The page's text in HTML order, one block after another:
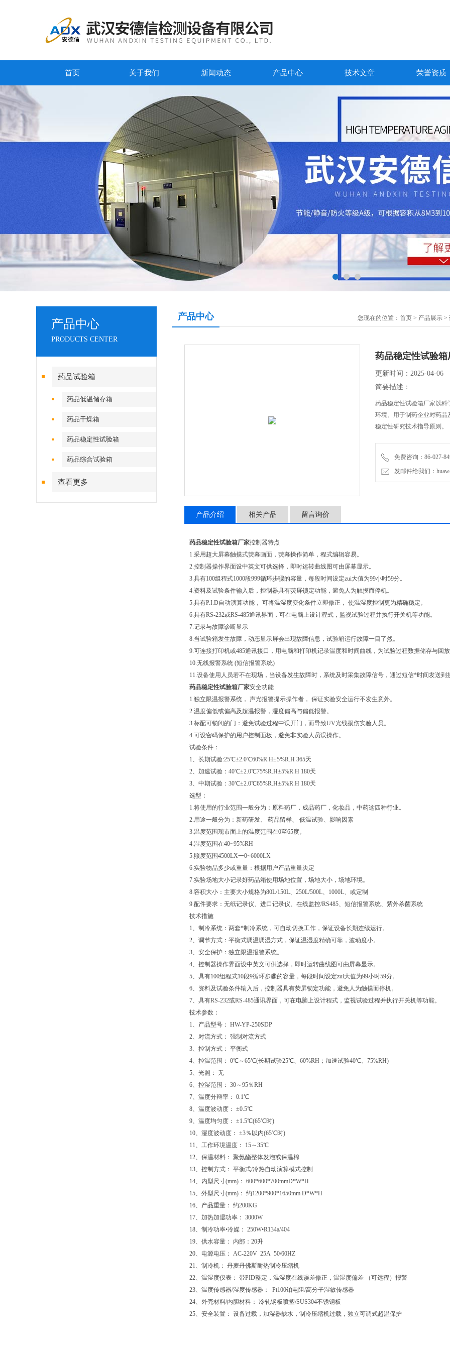
首页 关于我们 新闻动态 产品中心 技术文章 荣誉资质
产品中心
PRODUCTS CENTER
药品试验箱
药品低温储存箱
药品干燥箱
药品稳定性试验箱
药品综合试验箱
查看更多
产品中心 您现在的位置： 首页 > 产品展示 >
药品稳定性试验箱
更新时间：2025-04-06
简要描述：
药品稳定性试验箱厂家以
环境。用于制药企业对药
稳定性研究技术指导原则。
免费咨询：86-027-
发邮件给我们：
产品介绍 相关产品 留言询价
药品稳定性试验箱厂家控制器特点
1.采用超大屏幕触摸式荧幕画面，荧幕操作简单，程式编辑容易。
2.控制器操作界面设中英文可供选择，即时运转曲线图可由屏幕显示。
3.具有100组程式1000段999循环步骤的容量，每段时间设定zui大值为99小时59分。
4.资料及试验条件输入后，控制器具有荧屏锁定功能，避免人为触摸而停机。
5.具有P.I.D自动演算功能， 可将温湿度变化条件立即修正， 使温湿度控制更为精确稳定。
6.具有RS-232或RS-485通讯界面，可在电脑上设计程式，监视试验过程并执行开关机等功能。
7.记录与故障诊断显示
8.当试验箱发生故障，动态显示屏会出现故障信息，试验箱运行故障一目了然。
9.可连接打印机或485通讯接口，用电脑和打印机记录温度和时间曲线，为试验过程数据储存与回放
10.无线报警系统 (短信报警系统)
11.设备使用人员若不在现场，当设备发生故障时，系统及时采集故障信号，通过短信*时间发送
药品稳定性试验箱厂家安全功能
1.独立限温报警系统， 声光报警提示操作者， 保证实验安全运行不发生意外。
2.温度偏低或偏高及超温报警，湿度偏高与偏低报警。
3.标配可锁闭的门：避免试验过程中误开门，而导致UV光线损伤实验人员。
4.可设密码保护的用户控制面板，避免非实验人员误操作。
试验条件：
1、长期试验:25℃±2.0℃60%R.H±5%R.H 365天
2、加速试验：40℃±2.0℃75%R.H±5%R.H 180天
3、中期试验：30℃±2.0℃65%R.H±5%R.H 180天
选型：
1.将使用的行业范围一般分为：原料药厂，成品药厂，化妆品，中药这四种行业。
2.用途一般分为：新药研发、 药品留样、 低温试验、影响因素
3.温度范围现市面上的温度范围在0至65度。
4.湿度范围在40~95%RH
5.照度范围4500LX一0~6000LX
6.实验物品多少或重量：根据用户产品重量决定
7.实验场地大小记录好药品箱使用场地位置，场地大小，场地环境。
8.容积大小：主要大小规格为80L/150L、250L/500L、1000L、或定制
9.配件要求：无纸记录仪、进口记录仪、在线监控/RS485、短信报警系统、紫外杀菌系统
技术措施
1、制冷系统：两套*制冷系统，可自动切换工作，保证设备长期连续运行。
2、调节方式：平衡式调温调湿方式，保证温湿度精确可靠，波动度小。
3、安全保护：独立限温报警系统。
4、控制器操作界面设中英文可供选择，即时运转曲线图可由屏幕显示。
5、具有100组程式10段9循环步骤的容量，每段时间设定zui大值为99小时59分。
6、资料及试验条件输入后，控制器具有荧屏锁定功能，避免人为触摸而停机。
7、具有RS-232或RS-485通讯界面，可在电脑上设计程式，监视试验过程并执行开关机等功能。
技术参数：
1、产品型号： HW-YP-250SDP
2、对流方式： 强制对流方式
3、控制方式： 平衡式
4、控温范围： 0℃～65℃(长期试验25℃、60%RH；加速试验40℃、75%RH)
5、光照： 无
6、控湿范围： 30～95％RH
7、温度分辩率： 0.1℃
8、温度波动度： ±0.5℃
9、温度均匀度： ±1.5℃(65℃时)
10、湿度波动度： ±3％以内(65℃时)
11、工作环境温度： 15～35℃
12、保温材料： 聚氨酯整体发泡或保温棉
13、控制方式： 平衡式/冷热自动演算模式控制
14、内型尺寸(mm)： 600*600*700mmD*W*H
15、外型尺寸(mm)： 约1200*900*1650mm D*W*H
16、产品重量： 约200KG
17、加热加湿功率： 3000W
18、制冷功率•冷媒： 250W•R134a/404
19、供水容量： 内部：20升
20、电源电压： AC-220V 25A 50/60HZ
21、制冷机： 丹麦丹佛斯耐热制冷压缩机
22、温湿度仪表： 带PID整定，温湿度在线误差修正，温湿度偏差 （可远程）报警
23、温度传感器/湿度传感器： Pt100铂电阻/高分子湿敏传感器
24、外壳材料/内胆材料： 冷轧钢板噴塑/SUS304不锈钢板
25、安全装置： 设备过载，加湿器缺水，制冷压缩机过载，独立可调式超温保护